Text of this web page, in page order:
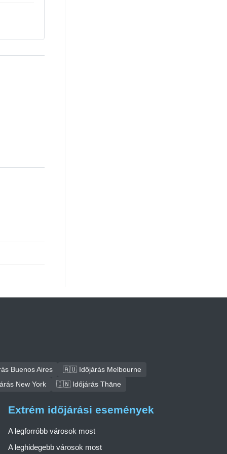
Buenos Aires
🇦🇺 Időjárás Melbourne
New York 🇮🇳 Időjárás Thāne
Extrém időjárási események
A legforróbb városok most
A leghidegebb városok most